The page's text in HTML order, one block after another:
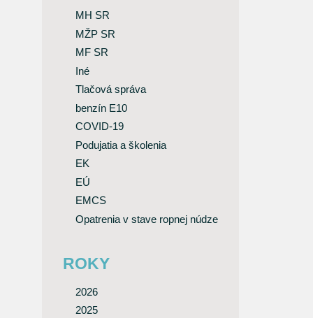
MH SR
MŽP SR
MF SR
Iné
Tlačová správa
benzín E10
COVID-19
Podujatia a školenia
EK
EÚ
EMCS
Opatrenia v stave ropnej núdze
ROKY
2026
2025